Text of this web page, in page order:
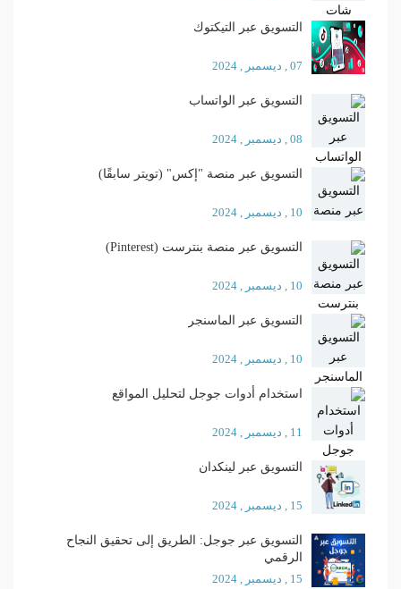
التسويق عبر التيكتوك
07 , ديسمبر , 2024
التسويق عبر الواتساب
08 , ديسمبر , 2024
التسويق عبر منصة "إكس" (تويتر سابقًا)
10 , ديسمبر , 2024
التسويق عبر منصة بنترست (Pinterest)
10 , ديسمبر , 2024
التسويق عبر الماسنجر
10 , ديسمبر , 2024
استخدام أدوات جوجل لتحليل المواقع
11 , ديسمبر , 2024
التسويق عبر لينكدان
15 , ديسمبر , 2024
التسويق عبر جوجل: الطريق إلى تحقيق النجاح
الرقمي
15 , ديسمبر , 2024